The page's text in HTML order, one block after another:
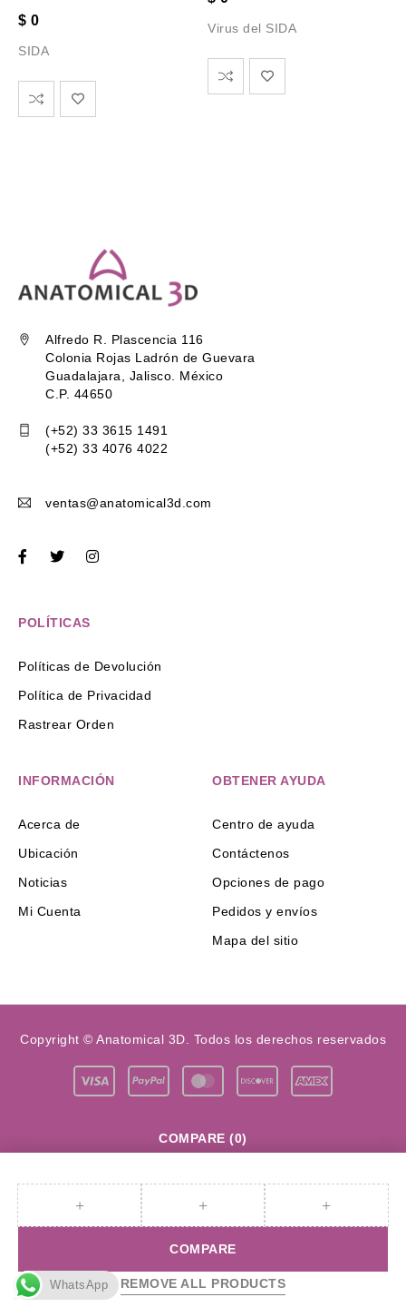
$ 0
SIDA
Virus del SIDA
Alfredo R. Plascencia 116
Colonia Rojas Ladrón de Guevara
Guadalajara, Jalisco. México
C.P. 44650
(+52) 33 3615 1491
(+52) 33 4076 4022
ventas@anatomical3d.com
POLÍTICAS
Políticas de Devolución
Política de Privacidad
Rastrear Orden
INFORMACIÓN
Acerca de
Ubicación
Noticias
Mi Cuenta
OBTENER AYUDA
Centro de ayuda
Contáctenos
Opciones de pago
Pedidos y envíos
Mapa del sitio
Copyright © Anatomical 3D. Todos los derechos reservados
WhatsApp
COMPARE (0)
COMPARE
REMOVE ALL PRODUCTS